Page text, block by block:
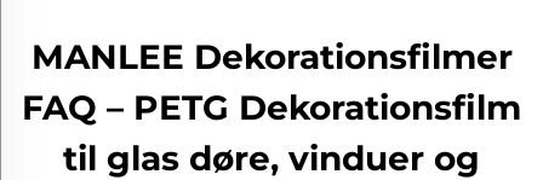
MANLEE Dekorationsfilmer
FAQ – PETG Dekorationsfilm
til glas døre, vinduer og